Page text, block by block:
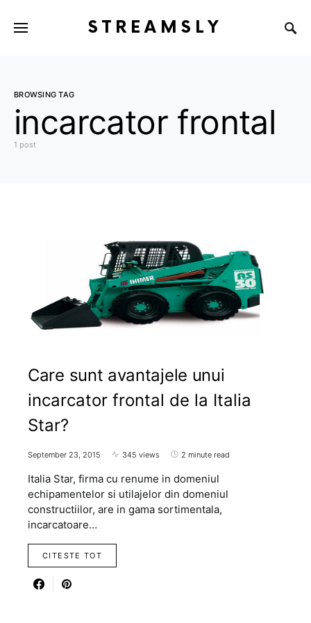
STREAMSLY
BROWSING TAG
incarcator frontal
1 post
Care sunt avantajele unui
incarcator frontal de la Italia
Star?
September 23, 2015 345 views 2 minute read
Italia Star, firma cu renume in domeniul
echipamentelor si utilajelor din domeniul
constructiilor, are in gama sortimentala,
incarcatoare…
CITESTE TOT